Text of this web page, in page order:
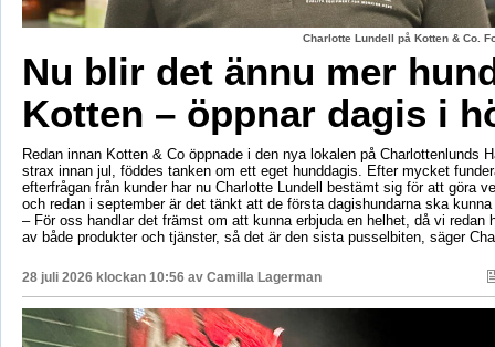
Charlotte Lundell på Kotten & Co.
Nu blir det ännu mer
Kotten – öppnar dagis i
Redan innan Kotten & Co öppnade i den nya lokalen på Charlottenlunds
strax innan jul, föddes tanken om ett eget hunddagis. Efter mycket
efterfrågan från kunder har nu Charlotte Lundell bestämt sig för att göra
och redan i september är det tänkt att de första dagishundarna ska
– För oss handlar det främst om att kunna erbjuda en helhet, då vi redan
av både produkter och tjänster, så det är den sista pusselbiten, säger
28 juli 2026 klockan 10:56 av Camilla Lagerman